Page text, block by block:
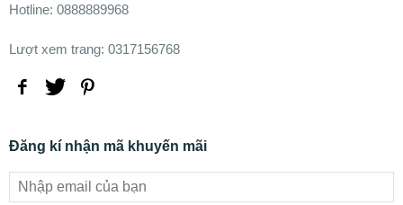
Hotline: 0888889968
Lượt xem trang: 0317156768
Đăng kí nhận mã khuyến mãi